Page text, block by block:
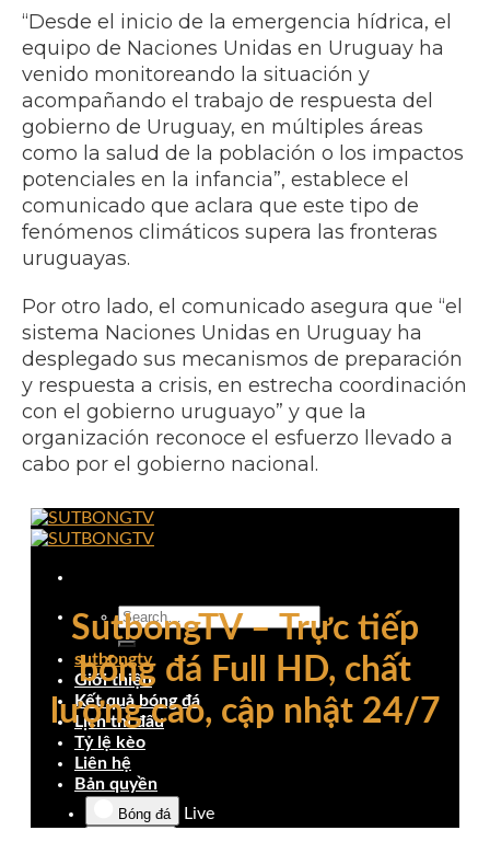
“Desde el inicio de la emergencia hídrica, el
equipo de Naciones Unidas en Uruguay ha
venido monitoreando la situación y
acompañando el trabajo de respuesta del
gobierno de Uruguay, en múltiples áreas
como la salud de la población o los impactos
potenciales en la infancia”, establece el
comunicado que aclara que este tipo de
fenómenos climáticos supera las fronteras
uruguayas.
Por otro lado, el comunicado asegura que “el
sistema Naciones Unidas en Uruguay ha
desplegado sus mecanismos de preparación
y respuesta a crisis, en estrecha coordinación
con el gobierno uruguayo” y que la
organización reconoce el esfuerzo llevado a
cabo por el gobierno nacional.